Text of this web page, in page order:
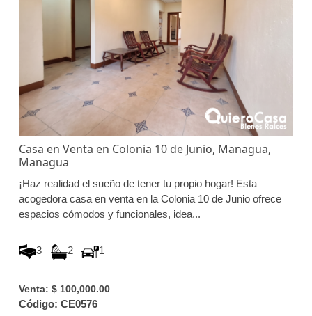
Casa en Venta en Colonia 10 de Junio, Managua,
Managua
¡Haz realidad el sueño de tener tu propio hogar! Esta
acogedora casa en venta en la Colonia 10 de Junio ofrece
espacios cómodos y funcionales, idea...
3 2 1
Venta: $ 100,000.00
Código: CE0576